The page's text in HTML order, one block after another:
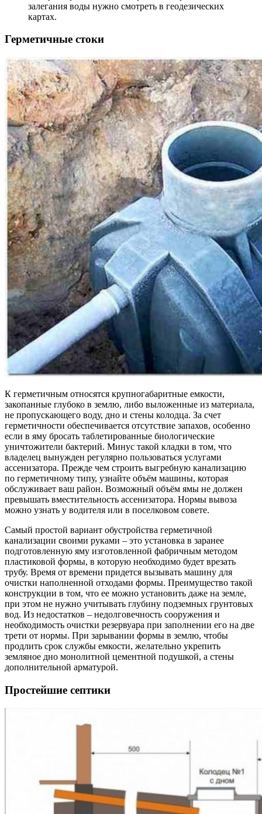
залегания воды нужно смотреть в геодезических
картах.
Герметичные стоки
К герметичным относятся крупногабаритные емкости,
закопанные глубоко в землю, либо выложенные из материала,
не пропускающего воду, дно и стены колодца. За счет
герметичности обеспечивается отсутствие запахов, особенно
если в яму бросать таблетированные биологические
уничтожители бактерий. Минус такой кладки в том, что
владелец вынужден регулярно пользоваться услугами
ассенизатора. Прежде чем строить выгребную канализацию
по герметичному типу, узнайте объём машины, которая
обслуживает ваш район. Возможный объём ямы не должен
превышать вместительность ассенизатора. Нормы вывоза
можно узнать у водителя или в поселковом совете.
Самый простой вариант обустройства герметичной
канализации своими руками – это установка в заранее
подготовленную яму изготовленной фабричным методом
пластиковой формы, в которую необходимо будет врезать
трубу. Время от времени придется вызывать машину для
очистки наполненной отходами формы. Преимущество такой
конструкции в том, что ее можно установить даже на земле,
при этом не нужно учитывать глубину подземных грунтовых
вод. Из недостатков – недолговечность сооружения и
необходимость очистки резервуара при заполнении его на две
трети от нормы. При зарывании формы в землю, чтобы
продлить срок службы емкости, желательно укрепить
земляное дно монолитной цементной подушкой, а стены
дополнительной арматурой.
Простейшие септики